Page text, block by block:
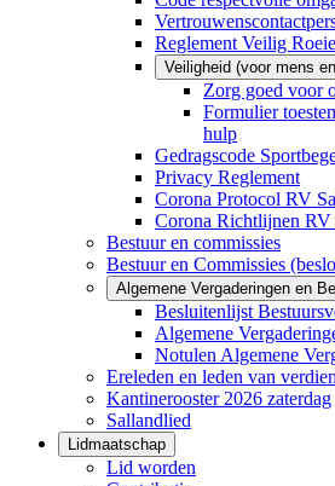
Reglement Veilig
Veiligheid (voor mens
Zorg goed voor
Formulier
hulp
Gedragscode
Privacy Reglement
Corona Protocol RV
Corona Richtlijnen RV
Bestuur en commissies
Bestuur en Commissies
Algemene Vergaderingen en
Besluitenlijst
Algemene
Notulen Algemene
Ereleden en leden van
Kantinerooster 2026 zaterdag
Sallandlied
Lidmaatschap
Lid worden